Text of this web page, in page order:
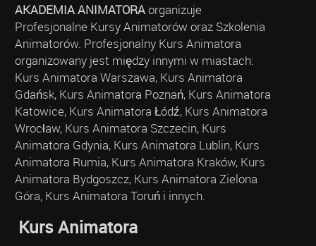
AKADEMIA ANIMATORAorganizuje
Profesjonalne Kursy Animatorów oraz Szkolenia
Animatorów. Profesjonalny Kurs Animatora
organizowany jest między innymi w miastach:
Kurs Animatora Warszawa, Kurs Animatora
Gdańsk, Kurs Animatora Poznań, Kurs Animatora
Katowice, Kurs Animatora Łódź, Kurs Animatora
Wrocław, Kurs Animatora Szczecin, Kurs
Animatora Gdynia, Kurs Animatora Lublin, Kurs
Animatora Rumia, Kurs Animatora Kraków, Kurs
Animatora Bydgoszcz, Kurs Animatora Zielona
Góra, Kurs Animatora Toruń i innych.
Kurs Animatora